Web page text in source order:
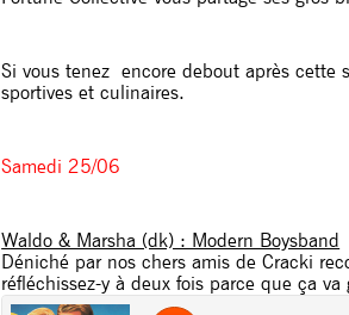
Si vous tenez encore debout après cette
sportives et culinaires.
Samedi 25/06
Waldo & Marsha (dk) : Modern Boysband
Déniché par nos chers amis de Cracki
réfléchissez-y à deux fois parce que ça